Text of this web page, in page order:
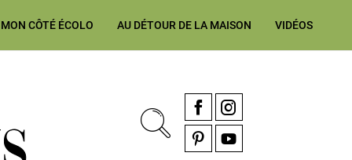
MON CÔTÉ ÉCOLO AU DÉTOUR DE LA MAISON VIDÉOS
rénovation & décoration Alsace, Franche-Comté
FacebookInstagram